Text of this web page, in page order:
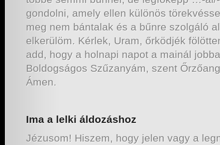
gondolni, amely ellen különös
meg nem bántalak és a bűnre szolgáló
elkerülöm. Kérlek, Uram, őrködjék
add, hogy a holnapi napot a mainál
Boldogságos Szűzanyám, szent
Ámen.
Ima a lelki áldozáshoz
Jézusom! Hiszem, hogy jelen vagy a